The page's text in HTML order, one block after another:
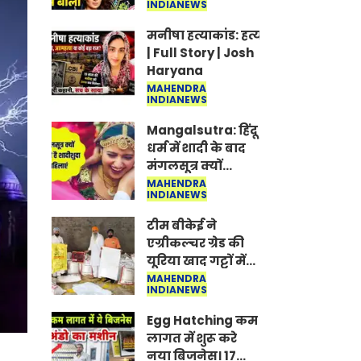
Jantar-Mantar |
CJP protest
INDIANEWS
मनीषा हत्याकांड: हत्या, आत्महत्या या
| Full Story | Josh
Haryana
MAHENDRA
INDIANEWS
Mangalsutra: हिंदू
धर्म में शादी के बाद
मंगलसूत्र क्यों
पहनती है महिलाएं,
किसने शुरु की ये
परंपरा
MAHENDRA
INDIANEWS
टीम बीकेई ने
एग्रीकल्चर ग्रेड की
यूरिया खाद गट्टों में
बदलकर टेक्निकल
ग्रेड में बेचने वालों पर
करवाई कार्रवाई:
लखविंदर सिंह
औलख
MAHENDRA
INDIANEWS
Egg Hatching कम
लागत में शुरू करे
नया बिजनेस। 17